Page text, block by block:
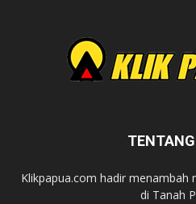
Klikpapua.com hadir menambah
di Tanah